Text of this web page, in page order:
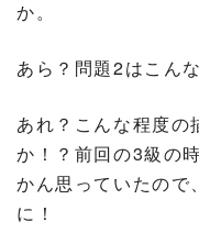
か。
あら？問題2はこん
あれ？こんな程度
か！？前回の3級の
かん思っていたので
に！